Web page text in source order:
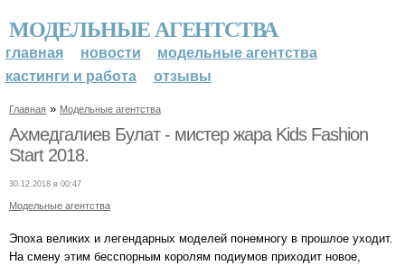
МОДЕЛЬНЫЕ АГЕНТСТВА
главная новости
модельные агентства
кастинги и работа
отзывы
Главная » Модельные агентства
Ахмедгалиев Булат - мистер жара Kids Fashion
Start 2018.
30.12.2018 в 00:47
Модельные агентства
Эпоха великих и легендарных моделей понемногу в прошлое уходит.
На смену этим бесспорным королям подиумов приходит новое,